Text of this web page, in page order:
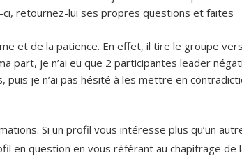
retournez-lui ses propres questions et faites
et de la patience. En effet, il tire le groupe
part, je n’ai eu que 2 participantes leader
puis je n’ai pas hésité à les mettre en
Si un profil vous intéresse plus qu’un
en question en vous référant au chapitrage de